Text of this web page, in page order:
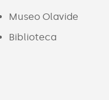
Museo Olavide
Biblioteca